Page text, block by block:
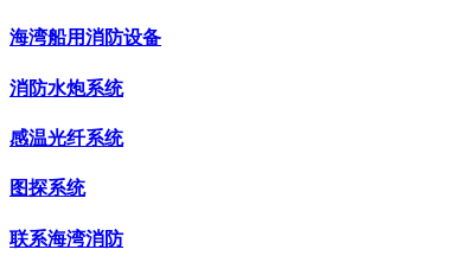
海湾船用消防设备
消防水炮系统
感温光纤系统
图探系统
联系海湾消防